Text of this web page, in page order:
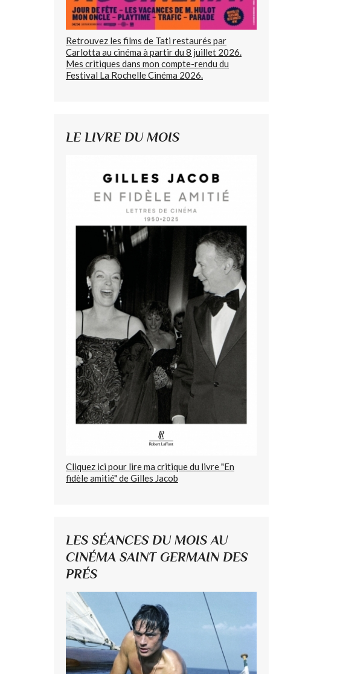
Retrouvez les films de Tati restaurés par
Carlotta au cinéma à partir du 8 juillet 2026.
Mes critiques dans mon compte-rendu du
Festival La Rochelle Cinéma 2026.
LE LIVRE DU MOIS
Cliquez ici pour lire ma critique du livre "En
fidèle amitié" de Gilles Jacob
LES SÉANCES DU MOIS AU
CINÉMA SAINT GERMAIN DES
PRÉS